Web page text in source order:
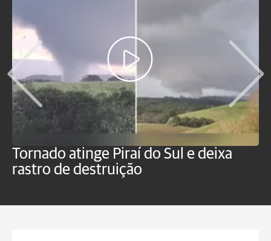
Tornado atinge Piraí do Sul e deixa
rastro de destruição